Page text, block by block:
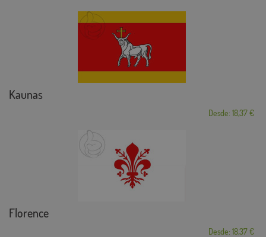
Kaunas
Desde: 18,37 €
Florence
Desde: 18,37 €